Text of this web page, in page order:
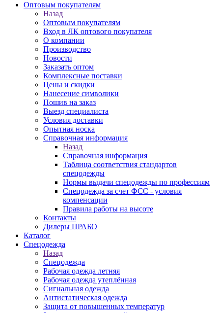
Оптовым покупателям
Назад
Оптовым покупателям
Вход в ЛК оптового покупателя
О компании
Производство
Новости
Заказать оптом
Комплексные поставки
Цены и скидки
Нанесение символики
Пошив на заказ
Выезд специалиста
Условия доставки
Опытная носка
Справочная информация
Назад
Справочная информация
Таблица соответствия стандартов
спецодежды
Нормы выдачи спецодежды по профессиям
Спецодежда за счет ФСС - условия
компенсации
Правила работы на высоте
Контакты
Дилеры ПРАБО
Каталог
Спецодежда
Назад
Спецодежда
Рабочая одежда летняя
Рабочая одежда утеплённая
Сигнальная одежда
Антистатическая одежда
Защита от повышенных температур